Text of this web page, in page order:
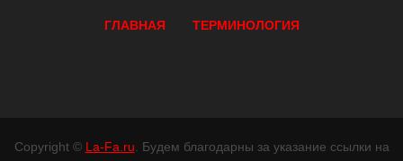
ГЛАВНАЯ ТЕРМИНОЛОГИЯ
Copyright © La-Fa.ru . Будем благодарны за указание ссылки на